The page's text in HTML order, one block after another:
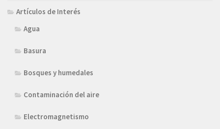
Artículos de Interés
Agua
Basura
Bosques y humedales
Contaminación del aire
Electromagnetismo